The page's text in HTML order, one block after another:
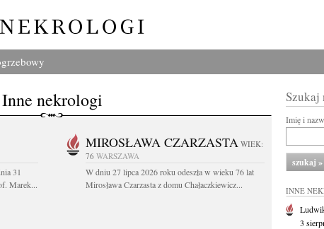
Inne nekrologi
31
Marek...
MIROSŁAWA CZARZASTA WIEK:
76 WARSZAWA
W dniu 27 lipca 2026 roku odeszła w wieku 76 lat
Mirosława Czarzasta z domu Chałaczkiewicz...
Szukaj
Imię i
INNE
3